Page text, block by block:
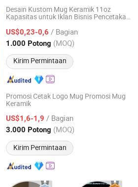
Desain Kustom Mug Keramik 11oz
Kapasitas untuk Iklan Bisnis Pencetakan
Keramik Kustom Mug Kopi
US$0,23-0,6 / Bagian
1.000 Potong (MOQ)
Kirim Permintaan
Products Co., Ltd.
Harga mulai 2025
Promosi Cetak Logo Mug Promosi Mug
Keramik
US$1,6-1,9 / Bagian
3.000 Potong (MOQ)
Kirim Permintaan
Development Co., Ltd.
Harga mulai 2010